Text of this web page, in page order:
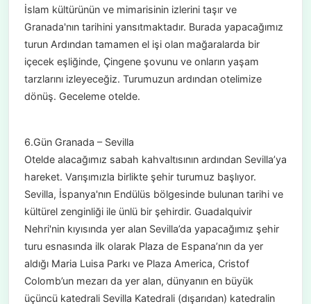
İslam kültürünün ve mimarisinin izlerini taşır ve
Granada'nın tarihini yansıtmaktadır. Burada yapacağımız
turun Ardından tamamen el işi olan mağaralarda bir
içecek eşliğinde, Çingene şovunu ve onların yaşam
tarzlarını izleyeceğiz. Turumuzun ardından otelimize
dönüş. Geceleme otelde.
6.Gün Granada – Sevilla
Otelde alacağımız sabah kahvaltısının ardından Sevilla’ya
hareket. Varışımızla birlikte şehir turumuz başlıyor.
Sevilla, İspanya'nın Endülüs bölgesinde bulunan tarihi ve
kültürel zenginliği ile ünlü bir şehirdir. Guadalquivir
Nehri'nin kıyısında yer alan Sevilla’da yapacağımız şehir
turu esnasında ilk olarak Plaza de Espana’nın da yer
aldığı Maria Luisa Parkı ve Plaza America, Cristof
Colomb’un mezarı da yer alan, dünyanın en büyük
üçüncü katedrali Sevilla Katedrali (dışarıdan) katedralin